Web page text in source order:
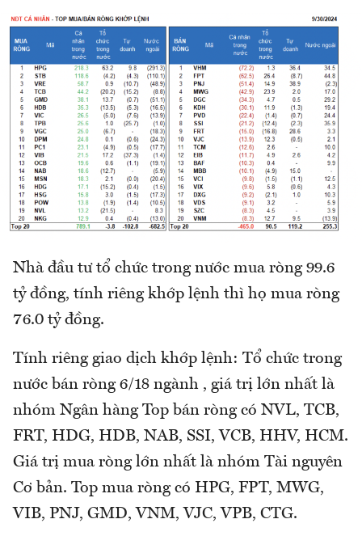
Nhà đầu tư tổ chức trong nước mua ròng 99.6
tỷ đồng, tính riêng khớp lệnh thì họ mua ròng
76.0 tỷ đồng.
Tính riêng giao dịch khớp lệnh: Tổ chức trong
nước bán ròng 6/18 ngành , giá trị lớn nhất là
nhóm Ngân hàng Top bán ròng có NVL, TCB,
FRT, HDG, HDB, NAB, SSI, VCB, HHV, HCM.
Giá trị mua ròng lớn nhất là nhóm Tài nguyên
Cơ bản. Top mua ròng có HPG, FPT, MWG,
VIB, PNJ, GMD, VNM, VJC, VPB, CTG.